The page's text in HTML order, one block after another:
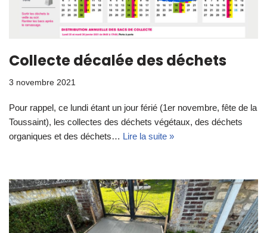
Collecte décalée des déchets
3 novembre 2021
Pour rappel, ce lundi étant un jour férié (1er novembre, fête de la
Toussaint), les collectes des déchets végétaux, des déchets
organiques et des déchets… Lire la suite »